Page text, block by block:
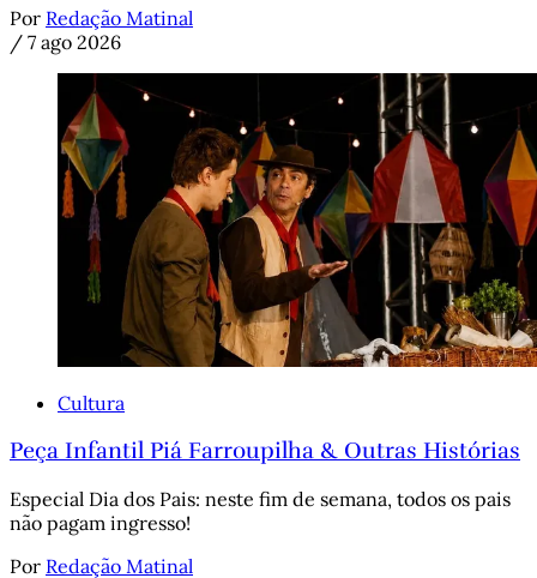
Por Redação Matinal
/ 7 ago 2026
Cultura
Peça Infantil Piá Farroupilha & Outras Histórias
Especial Dia dos Pais: neste fim de semana, todos os pais
não pagam ingresso!
Por Redação Matinal